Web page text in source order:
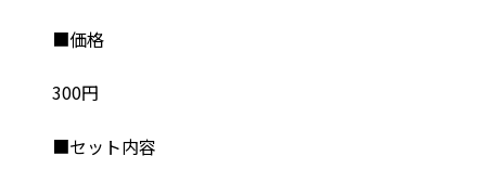
■価格
300円
■セット内容